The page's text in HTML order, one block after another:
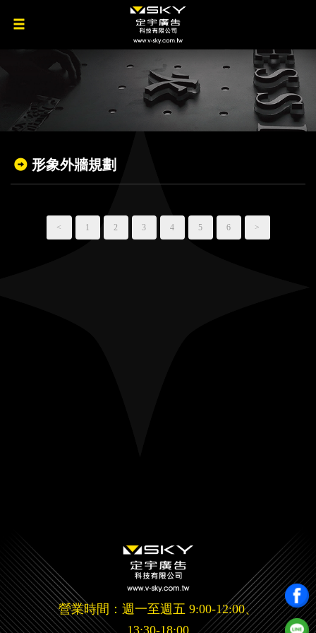
形象外牆規劃
< 1 2 3 4 5 6 >
營業時間：週一至週五 9:00-12:00、
13:30-18:00